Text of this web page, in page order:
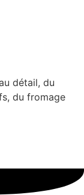
détail, du
du fromage